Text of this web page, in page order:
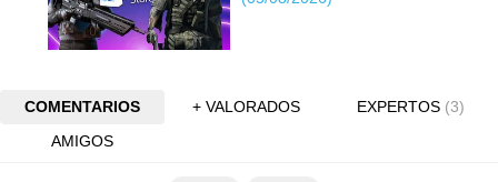
COMENTARIOS + VALORADOS EXPERTOS (3)
AMIGOS